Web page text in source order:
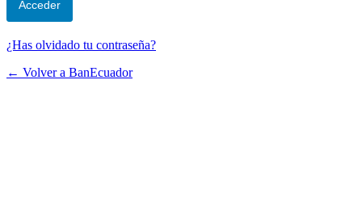
¿Has olvidado tu contraseña?
← Volver a BanEcuador